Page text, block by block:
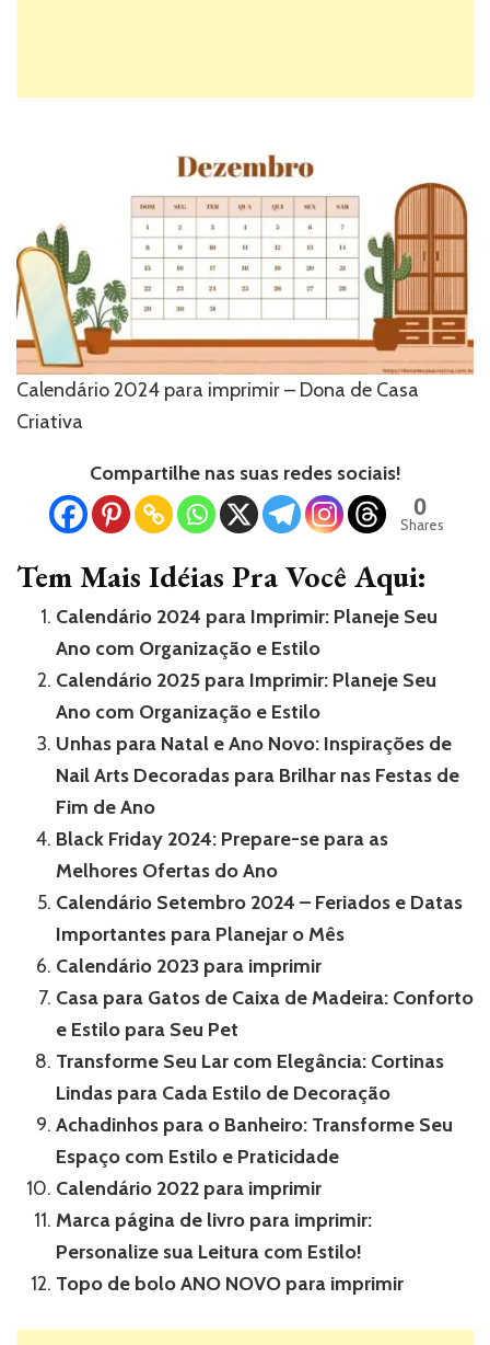
Calendário 2024 para imprimir – Dona de Casa
Criativa
Compartilhe nas suas redes sociais!
0
Shares
Tem Mais Idéias Pra Você Aqui:
Calendário 2024 para Imprimir: Planeje Seu
Ano com Organização e Estilo
Calendário 2025 para Imprimir: Planeje Seu
Ano com Organização e Estilo
Unhas para Natal e Ano Novo: Inspirações de
Nail Arts Decoradas para Brilhar nas Festas de
Fim de Ano
Black Friday 2024: Prepare-se para as
Melhores Ofertas do Ano
Calendário Setembro 2024 – Feriados e Datas
Importantes para Planejar o Mês
Calendário 2023 para imprimir
Casa para Gatos de Caixa de Madeira: Conforto
e Estilo para Seu Pet
Transforme Seu Lar com Elegância: Cortinas
Lindas para Cada Estilo de Decoração
Achadinhos para o Banheiro: Transforme Seu
Espaço com Estilo e Praticidade
Calendário 2022 para imprimir
Marca página de livro para imprimir:
Personalize sua Leitura com Estilo!
Topo de bolo ANO NOVO para imprimir